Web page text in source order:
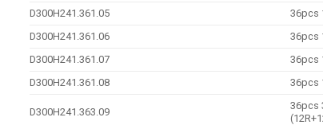
D300H241.361.05
36pcs
D300H241.361.06
36pcs
D300H241.361.07
36pcs
D300H241.361.08
36pcs
D300H241.363.09
36pcs